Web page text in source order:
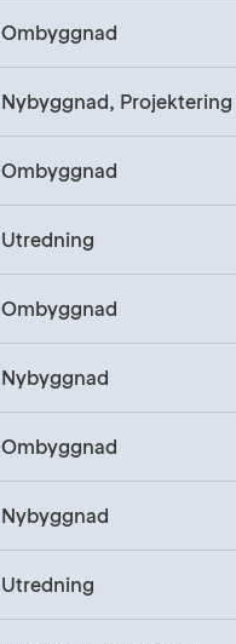
Ombyggnad
Nybyggnad, Projektering
Ombyggnad
Utredning
Ombyggnad
Nybyggnad
Ombyggnad
Nybyggnad
Utredning